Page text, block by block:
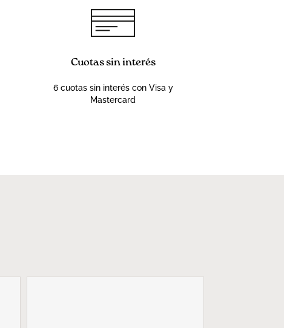
Cuotas sin interés
6 cuotas sin interés con Visa y
Mastercard